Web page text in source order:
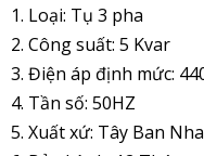
1. Loại: Tụ 3 pha
2. Công suất: 5 Kvar
3. Điện áp định mức:
4. Tần số: 50HZ
5. Xuất xứ: Tây Ban Nha